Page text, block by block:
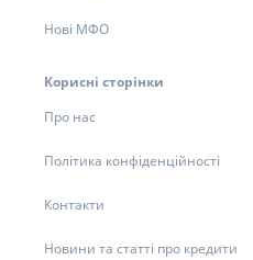
Нові МФО
Корисні сторінки
Про нас
Політика конфіденційності
Контакти
Новини та статті про кредити